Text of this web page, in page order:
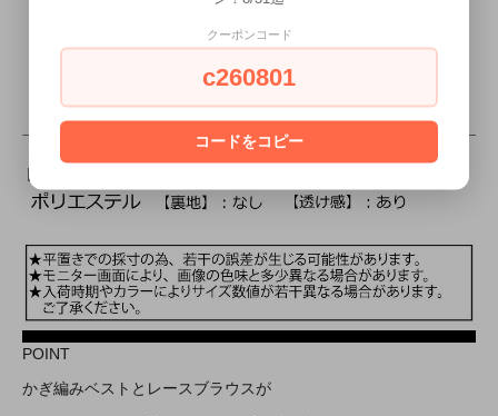
POINT
かぎ編みベストとレースブラウスが
クーポンコード
c260801
コードをコピー